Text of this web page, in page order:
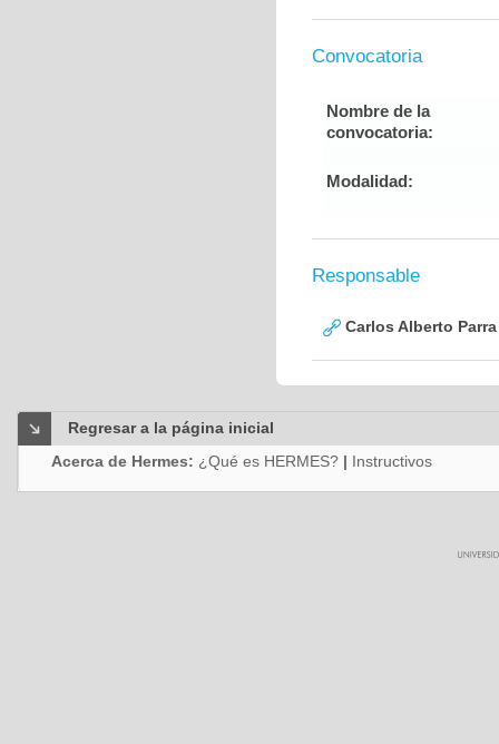
Convocatoria
Nombre de la
convocatoria:
Modalidad:
Responsable
Carlos Alberto
Regresar a la página inicial
Acerca de Hermes: ¿Qué es HERMES? | Instructivos